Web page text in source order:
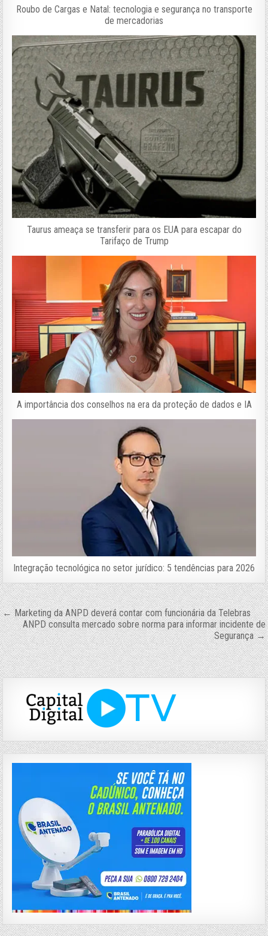
Roubo de Cargas e Natal: tecnologia e segurança no transporte
de mercadorias
Taurus ameaça se transferir para os EUA para escapar do
Tarifaço de Trump
A importância dos conselhos na era da proteção de dados e IA
Integração tecnológica no setor jurídico: 5 tendências para 2026
Navegação
de
Post
← Marketing da ANPD deverá contar com funcionária da Telebras
ANPD consulta mercado sobre norma para informar incidente de
Segurança →